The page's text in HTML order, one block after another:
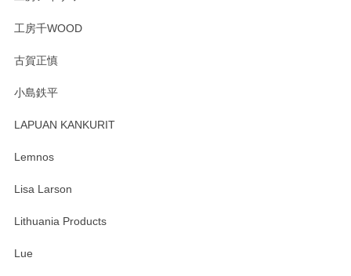
す。 素敵な湯呑みでとても気に入りました。 発送も早く、
たm(_)m
います。無事に届いたようで安心いたしまし
工房千WOOD
古賀正慎
小島鉄平
LAPUAN KANKURIT
Lemnos
Lisa Larson
Lithuania Products
Lue